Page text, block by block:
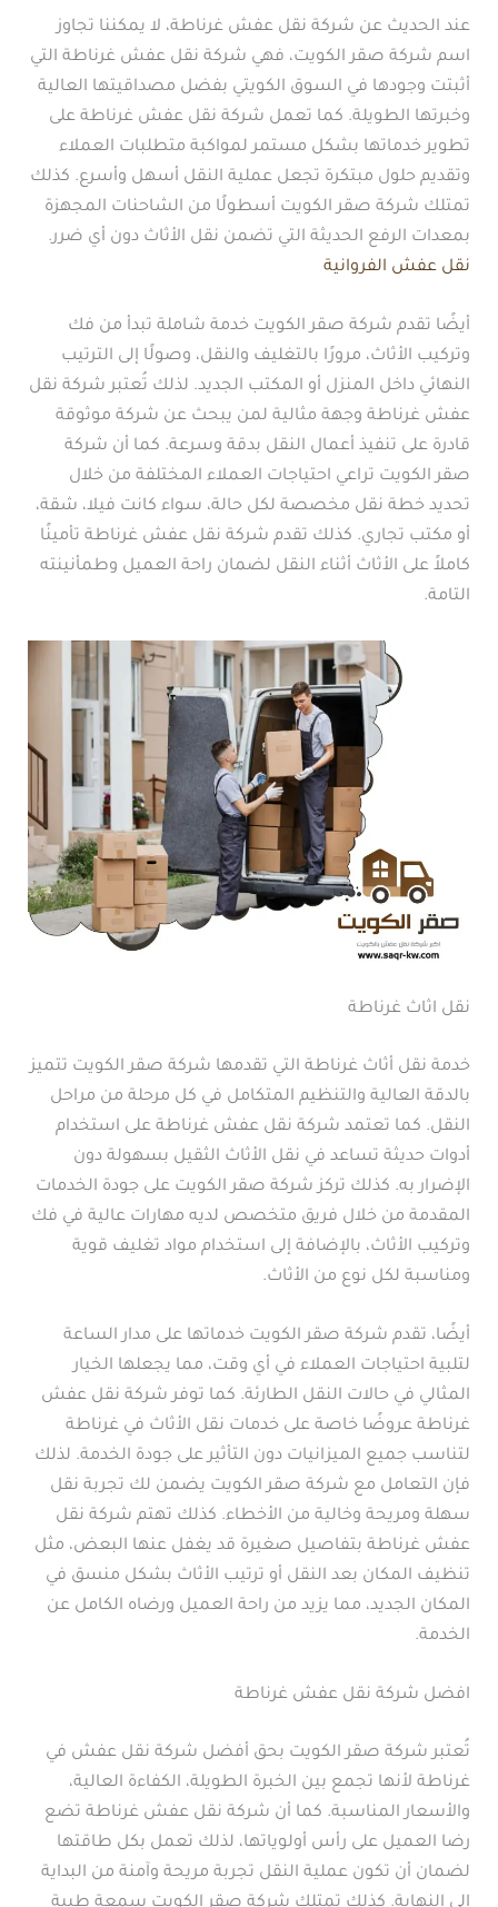
عند الحديث عن شركة نقل عفش غرناطة، لا يمكننا تجاوز
اسم شركة صقر الكويت، فهي شركة نقل عفش غرناطة التي
أثبتت وجودها في السوق الكويتي بفضل مصداقيتها العالية
وخبرتها الطويلة. كما تعمل شركة نقل عفش غرناطة على
تطوير خدماتها بشكل مستمر لمواكبة متطلبات العملاء
وتقديم حلول مبتكرة تجعل عملية النقل أسهل وأسرع. كذلك
تمتلك شركة صقر الكويت أسطولًا من الشاحنات المجهزة
بمعدات الرفع الحديثة التي تضمن نقل الأثاث دون أي ضرر.
نقل عفش الفروانية
أيضًا تقدم شركة صقر الكويت خدمة شاملة تبدأ من فك
وتركيب الأثاث، مرورًا بالتغليف والنقل، وصولًا إلى الترتيب
النهائي داخل المنزل أو المكتب الجديد. لذلك تُعتبر شركة نقل
عفش غرناطة وجهة مثالية لمن يبحث عن شركة موثوقة
قادرة على تنفيذ أعمال النقل بدقة وسرعة. كما أن شركة
صقر الكويت تراعي احتياجات العملاء المختلفة من خلال
تحديد خطة نقل مخصصة لكل حالة، سواء كانت فيلا، شقة،
أو مكتب تجاري. كذلك تقدم شركة نقل عفش غرناطة تأمينًا
كاملاً على الأثاث أثناء النقل لضمان راحة العميل وطمأنينته
التامة.
نقل اثاث غرناطة
خدمة نقل أثاث غرناطة التي تقدمها شركة صقر الكويت تتميز
بالدقة العالية والتنظيم المتكامل في كل مرحلة من مراحل
النقل. كما تعتمد شركة نقل عفش غرناطة على استخدام
أدوات حديثة تساعد في نقل الأثاث الثقيل بسهولة دون
الإضرار به. كذلك تركز شركة صقر الكويت على جودة الخدمات
المقدمة من خلال فريق متخصص لديه مهارات عالية في فك
وتركيب الأثاث، بالإضافة إلى استخدام مواد تغليف قوية
ومناسبة لكل نوع من الأثاث.
أيضًا، تقدم شركة صقر الكويت خدماتها على مدار الساعة
لتلبية احتياجات العملاء في أي وقت، مما يجعلها الخيار
المثالي في حالات النقل الطارئة. كما توفر شركة نقل عفش
غرناطة عروضًا خاصة على خدمات نقل الأثاث في غرناطة
لتناسب جميع الميزانيات دون التأثير على جودة الخدمة. لذلك
فإن التعامل مع شركة صقر الكويت يضمن لك تجربة نقل
سهلة ومريحة وخالية من الأخطاء. كذلك تهتم شركة نقل
عفش غرناطة بتفاصيل صغيرة قد يغفل عنها البعض، مثل
تنظيف المكان بعد النقل أو ترتيب الأثاث بشكل منسق في
المكان الجديد، مما يزيد من راحة العميل ورضاه الكامل عن
الخدمة.
افضل شركة نقل عفش غرناطة
تُعتبر شركة صقر الكويت بحق أفضل شركة نقل عفش في
غرناطة لأنها تجمع بين الخبرة الطويلة، الكفاءة العالية،
والأسعار المناسبة. كما أن شركة نقل عفش غرناطة تضع
رضا العميل على رأس أولوياتها، لذلك تعمل بكل طاقتها
لضمان أن تكون عملية النقل تجربة مريحة وآمنة من البداية
إلى النهاية. كذلك تمتلك شركة صقر الكويت سمعة طيبة